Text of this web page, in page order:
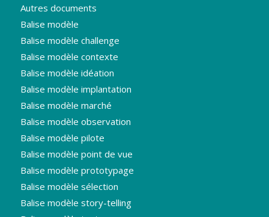
Autres documents
Balise modèle
Balise modèle challenge
Balise modèle contexte
Balise modèle idéation
Balise modèle implantation
Balise modèle marché
Balise modèle observation
Balise modèle pilote
Balise modèle point de vue
Balise modèle prototypage
Balise modèle sélection
Balise modèle story-telling